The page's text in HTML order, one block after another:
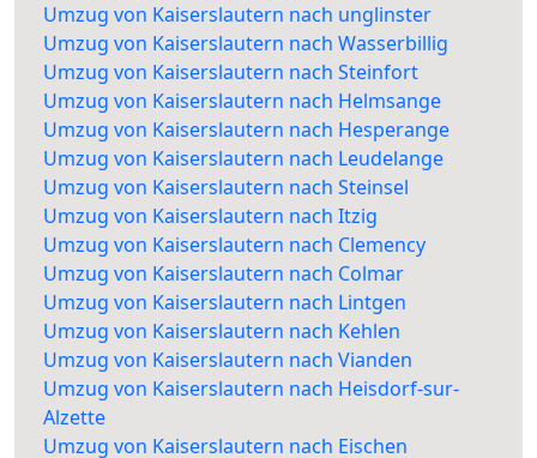
Umzug von Kaiserslautern nach unglinster
Umzug von Kaiserslautern nach Wasserbillig
Umzug von Kaiserslautern nach Steinfort
Umzug von Kaiserslautern nach Helmsange
Umzug von Kaiserslautern nach Hesperange
Umzug von Kaiserslautern nach Leudelange
Umzug von Kaiserslautern nach Steinsel
Umzug von Kaiserslautern nach Itzig
Umzug von Kaiserslautern nach Clemency
Umzug von Kaiserslautern nach Colmar
Umzug von Kaiserslautern nach Lintgen
Umzug von Kaiserslautern nach Kehlen
Umzug von Kaiserslautern nach Vianden
Umzug von Kaiserslautern nach Heisdorf-sur-
Alzette
Umzug von Kaiserslautern nach Eischen